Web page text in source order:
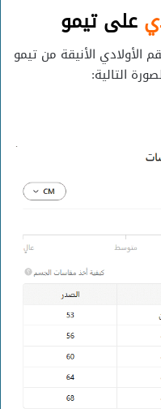
على تيمو
الأنيقة من تيمو
التالية: